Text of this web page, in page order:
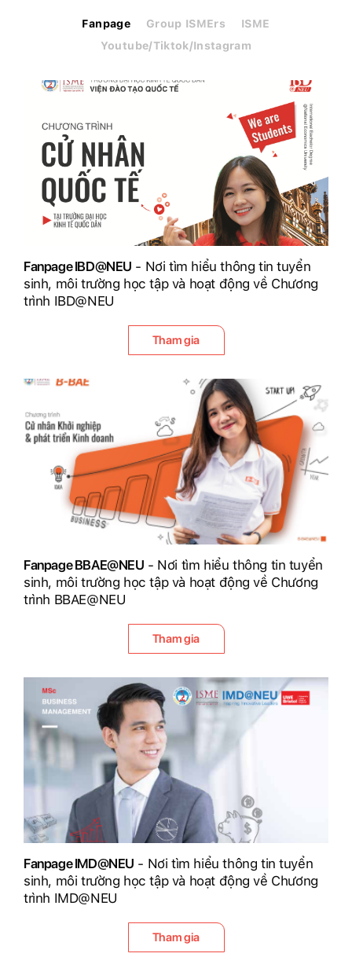
Fanpage Group ISMErs
ISME
Youtube/Tiktok/Instagram
Fanpage IBD@NEU - Nơi tìm hiểu thông tin tuyển
sinh, môi trường học tập và hoạt động về Chương
trình IBD@NEU
Tham gia
Fanpage BBAE@NEU - Nơi tìm hiểu thông tin tuyển
sinh, môi trường học tập và hoạt động về Chương
trình BBAE@NEU
Tham gia
Fanpage IMD@NEU - Nơi tìm hiểu thông tin tuyển
sinh, môi trường học tập và hoạt động về Chương
trình IMD@NEU
Tham gia